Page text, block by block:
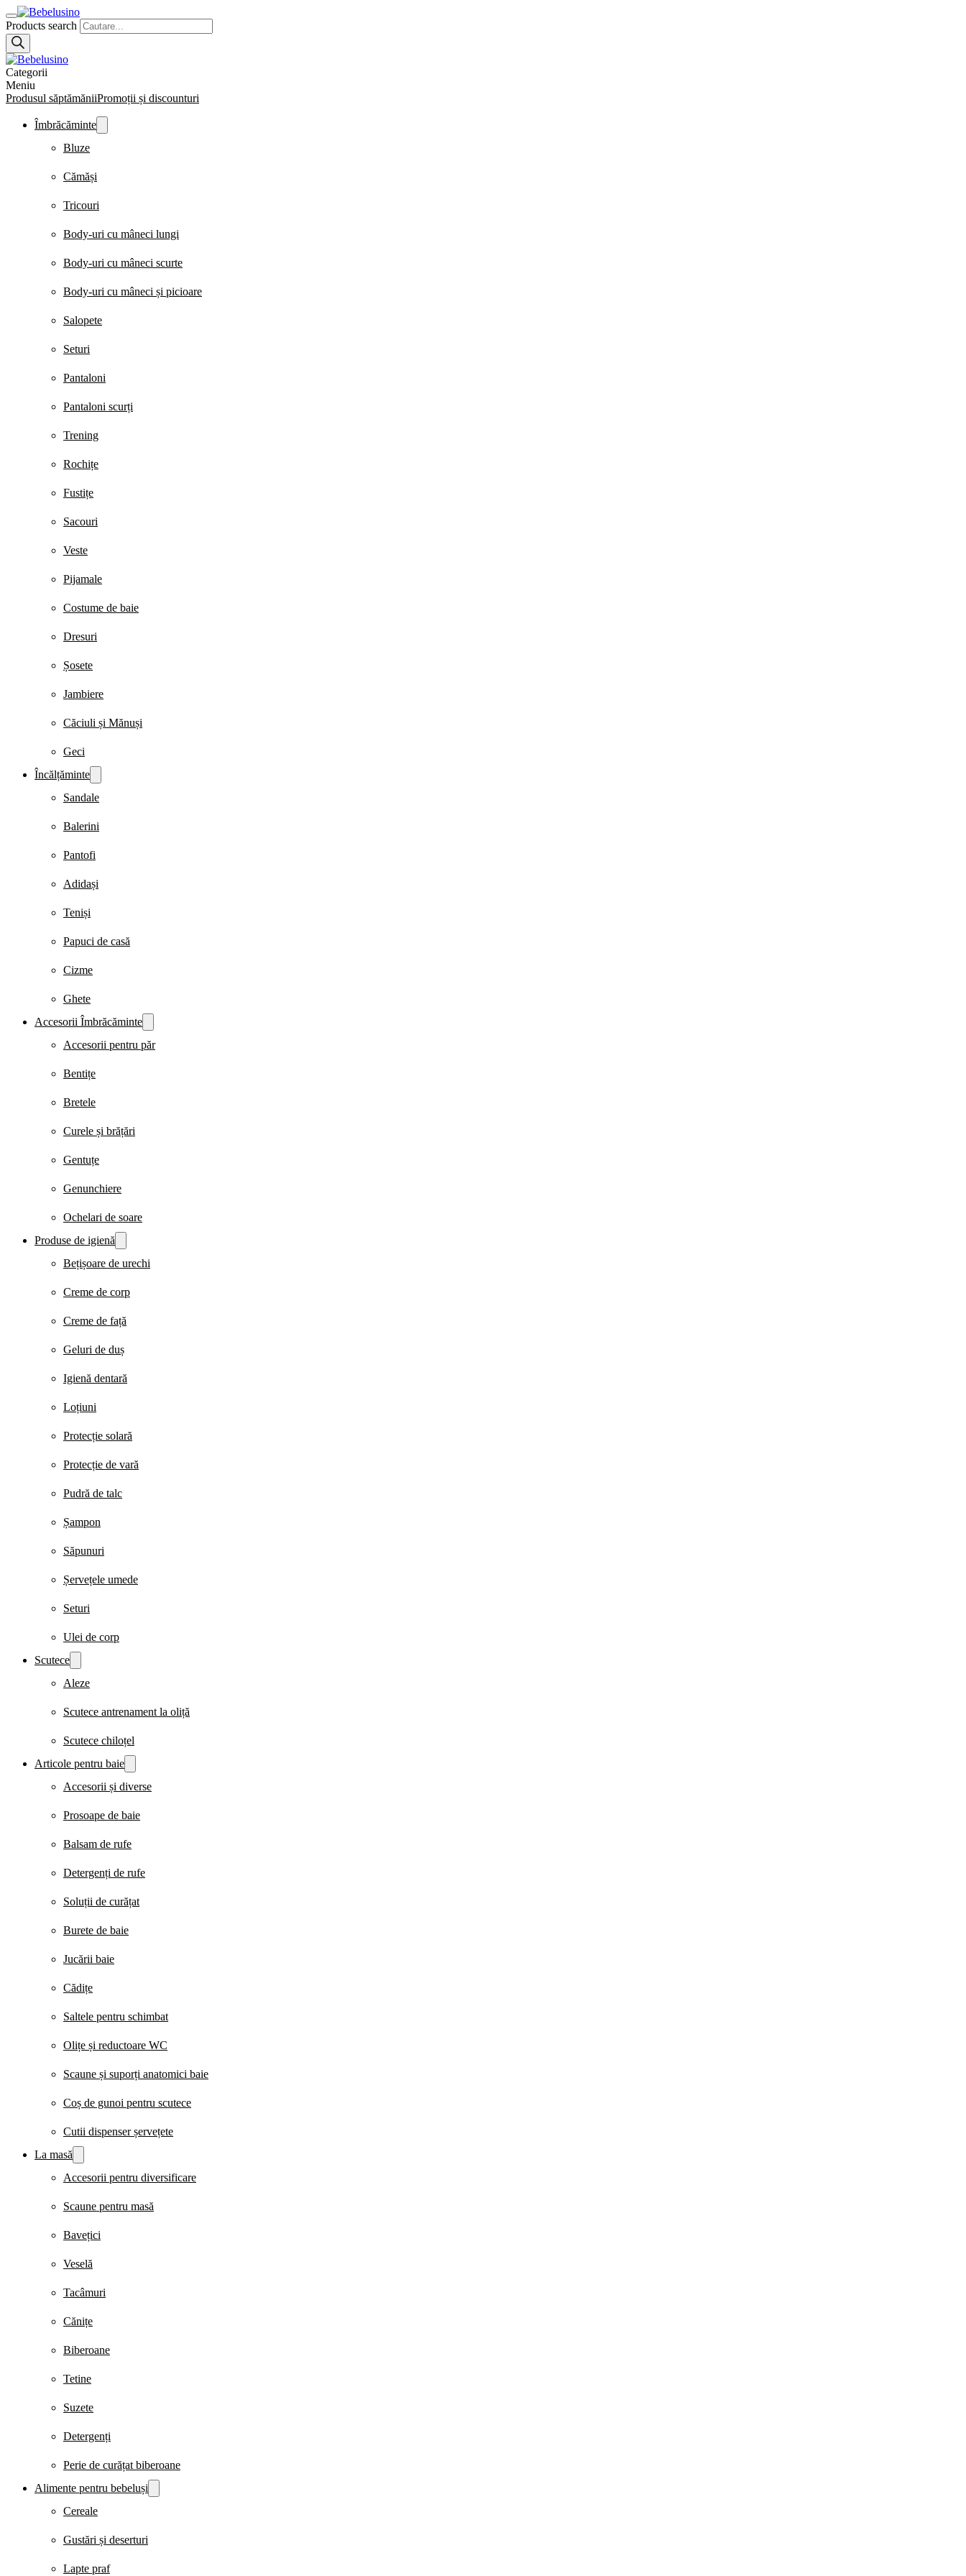
Products search
Categorii
Meniu
Produsul săptămăniiPromoții și discounturi
Îmbrăcăminte
Bluze
Cămăși
Tricouri
Body-uri cu mâneci lungi
Body-uri cu mâneci scurte
Body-uri cu mâneci și picioare
Salopete
Seturi
Pantaloni
Pantaloni scurți
Trening
Rochițe
Fustițe
Sacouri
Veste
Pijamale
Costume de baie
Dresuri
Șosete
Jambiere
Căciuli și Mănuși
Geci
Încălțăminte
Sandale
Balerini
Pantofi
Adidași
Teniși
Papuci de casă
Cizme
Ghete
Accesorii Îmbrăcăminte
Accesorii pentru păr
Bentițe
Bretele
Curele și brățări
Gentuțe
Genunchiere
Ochelari de soare
Produse de igienă
Bețișoare de urechi
Creme de corp
Creme de față
Geluri de duș
Igienă dentară
Loțiuni
Protecție solară
Protecție de vară
Pudră de talc
Șampon
Săpunuri
Șervețele umede
Seturi
Ulei de corp
Scutece
Aleze
Scutece antrenament la oliță
Scutece chiloțel
Articole pentru baie
Accesorii și diverse
Prosoape de baie
Balsam de rufe
Detergenți de rufe
Soluții de curățat
Burete de baie
Jucării baie
Cădițe
Saltele pentru schimbat
Olițe și reductoare WC
Scaune și suporți anatomici baie
Coș de gunoi pentru scutece
Cutii dispenser șervețete
La masă
Accesorii pentru diversificare
Scaune pentru masă
Bavețici
Veselă
Tacâmuri
Cănițe
Biberoane
Tetine
Suzete
Detergenți
Perie de curățat biberoane
Alimente pentru bebeluși
Cereale
Gustări și deserturi
Lapte praf